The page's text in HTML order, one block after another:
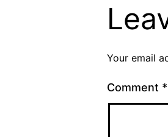
Your email
Comment *